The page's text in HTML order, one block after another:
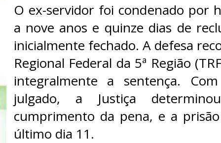
O ex-servidor foi condenado por
a nove anos e quinze dias de
inicialmente fechado. A defesa
Regional Federal da 5ª Região
integralmente a sentença.
julgado, a Justiça
cumprimento da pena, e a
último dia 11.